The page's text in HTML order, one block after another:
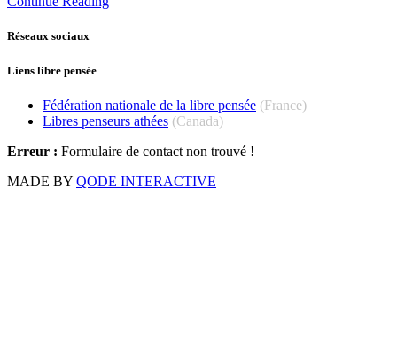
Réseaux sociaux
Liens libre pensée
Fédération nationale de la libre pensée (France)
Libres penseurs athées (Canada)
Erreur : Formulaire de contact non trouvé !
MADE BY QODE INTERACTIVE